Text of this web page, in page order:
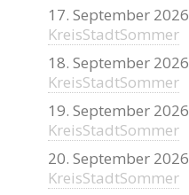
17. September 2026
KreisStadtSommer
18. September 2026
KreisStadtSommer
19. September 2026
KreisStadtSommer
20. September 2026
KreisStadtSommer